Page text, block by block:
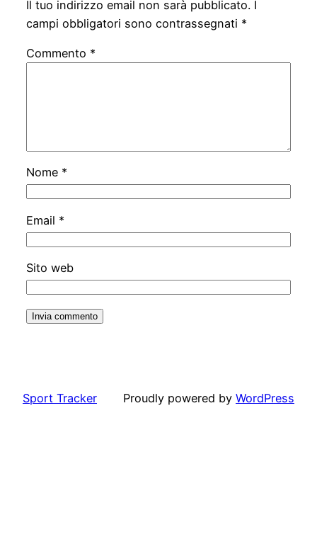
Il tuo indirizzo email non sarà pubblicato. I
campi obbligatori sono contrassegnati *
Commento *
Nome *
Email *
Sito web
Sport Tracker Proudly powered by WordPress